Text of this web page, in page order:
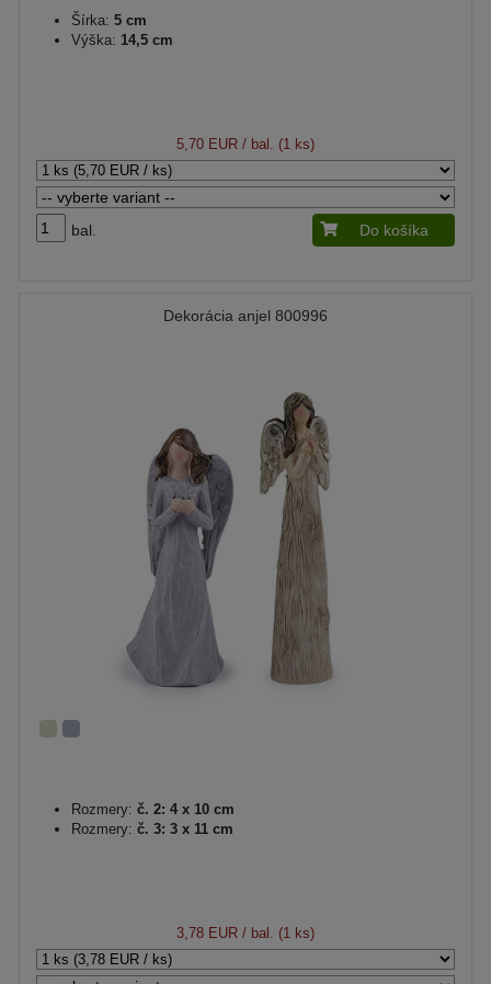
Šírka: 5 cm
Výška: 14,5 cm
5,70 EUR / bal. (1 ks)
bal. Do košíka
Dekorácia anjel 800996
Rozmery: č. 2: 4 x 10 cm
Rozmery: č. 3: 3 x 11 cm
3,78 EUR / bal. (1 ks)